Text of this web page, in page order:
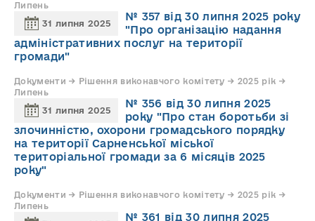
Липень
31 липня 2025
№ 357 від 30 липня 2025 року
"Про організацію надання
адміністративних послуг на території
громади"
Документи → Рішення виконавчого комітету → 2025 рік →
Липень
31 липня 2025
№ 356 від 30 липня 2025
року "Про стан боротьби зі
злочинністю, охорони громадського порядку
на території Сарненської міської
територіальної громади за 6 місяців 2025
року"
Документи → Рішення виконавчого комітету → 2025 рік →
Липень
№ 361 від 30 липня 2025